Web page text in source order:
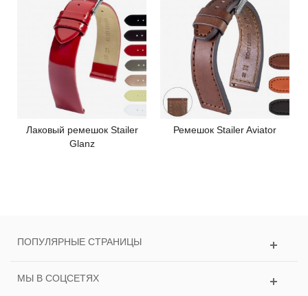
Лаковый ремешок Stailer
Glanz
Ремешок Stailer Aviator
ПОПУЛЯРНЫЕ СТРАНИЦЫ
МЫ В СОЦСЕТЯХ